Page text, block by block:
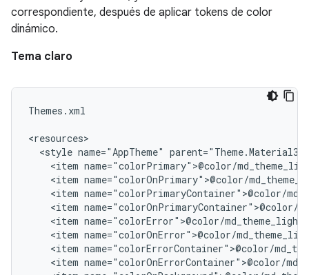
correspondiente, después de aplicar tokens de color
dinámico.
Tema claro
Themes.xml
<style name="AppTheme"
<item
<item
<item
<item
<item
<item
<item
<item